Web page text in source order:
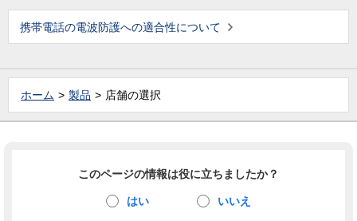
携帯電話の電波防護への適合性について
ホーム 製品 店舗の選択
このページの情報は役に立ちましたか？
はい いいえ